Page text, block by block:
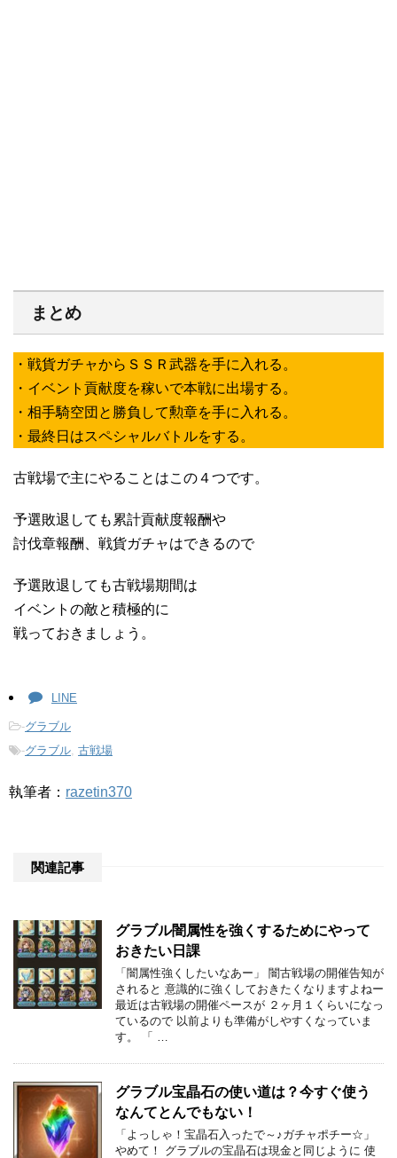
まとめ
・戦貨ガチャからＳＳＲ武器を手に入れる。
・イベント貢献度を稼いで本戦に出場する。
・相手騎空団と勝負して勲章を手に入れる。
・最終日はスペシャルバトルをする。
古戦場で主にやることはこの４つです。
予選敗退しても累計貢献度報酬や
討伐章報酬、戦貨ガチャはできるので
予選敗退しても古戦場期間は
イベントの敵と積極的に
戦っておきましょう。
LINE
-グラブル
-グラブル 古戦場
執筆者： razetin370
関連記事
グラブル闇属性を強くするためにやって
おきたい日課
「闇属性強くしたいなあー」 闇古戦場の開催告知が
されると 意識的に強くしておきたくなりますよねー
最近は古戦場の開催ペースが ２ヶ月１くらいになっ
ているので 以前よりも準備がしやすくなっていま
す。 「 …
グラブル宝晶石の使い道は？今すぐ使う
なんてとんでもない！
「よっしゃ！宝晶石入ったで～♪ガチャポチー☆」
やめて！ グラブルの宝晶石は現金と同じように 使